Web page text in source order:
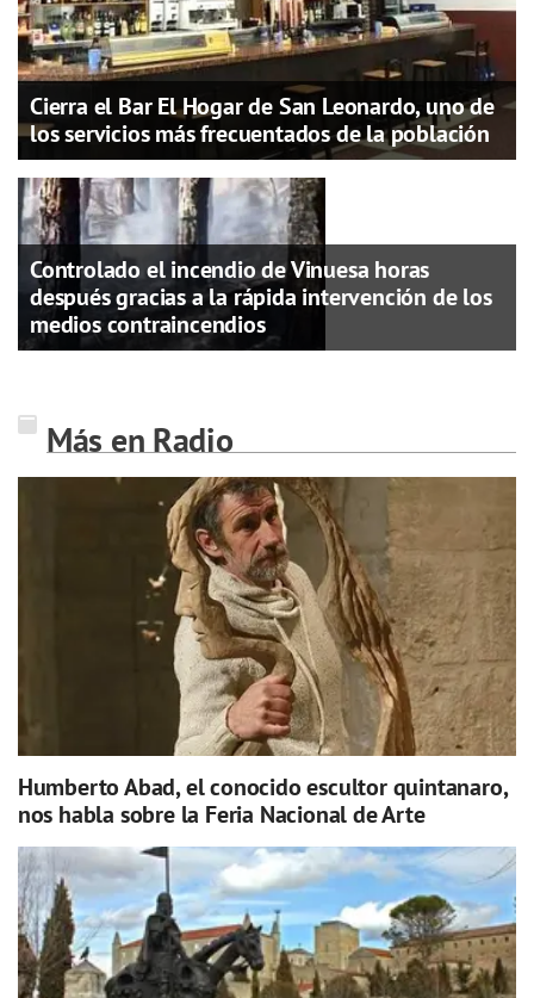
Cierra el Bar El Hogar de San Leonardo, uno de
los servicios más frecuentados de la población
Controlado el incendio de Vinuesa horas
después gracias a la rápida intervención de los
medios contraincendios
Más en Radio
Humberto Abad, el conocido escultor quintanaro,
nos habla sobre la Feria Nacional de Arte